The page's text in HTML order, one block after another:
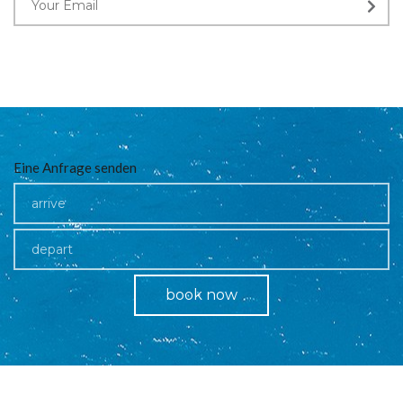
Eine Anfrage senden
book now